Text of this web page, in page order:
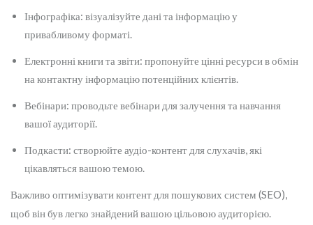
Інфографіка: візуалізуйте дані та інформацію у
привабливому форматі.
Електронні книги та звіти: пропонуйте цінні ресурси в обмін
на контактну інформацію потенційних клієнтів.
Вебінари: проводьте вебінари для залучення та навчання
вашої аудиторії.
Подкасти: створюйте аудіо-контент для слухачів, які
цікавляться вашою темою.
Важливо оптимізувати контент для пошукових систем (SEO),
щоб він був легко знайдений вашою цільовою аудиторією.